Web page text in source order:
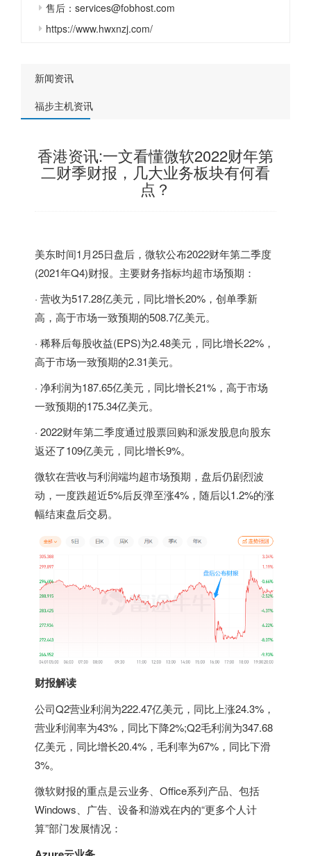
售后：services@fobhost.com
https://www.hwxnzj.com/
新闻资讯
福步主机资讯
香港资讯:一文看懂微软2022财年第
二财季财报，几大业务板块有何看
点？
美东时间1月25日盘后，微软公布2022财年第二季度
(2021年Q4)财报。主要财务指标均超市场预期：
· 营收为517.28亿美元，同比增长20%，创单季新
高，高于市场一致预期的508.7亿美元。
· 稀释后每股收益(EPS)为2.48美元，同比增长22%，
高于市场一致预期的2.31美元。
· 净利润为187.65亿美元，同比增长21%，高于市场
一致预期的175.34亿美元。
· 2022财年第二季度通过股票回购和派发股息向股东
返还了109亿美元，同比增长9%。
微软在营收与利润端均超市场预期，盘后仍剧烈波
动，一度跌超近5%后反弹至涨4%，随后以1.2%的涨
幅结束盘后交易。
财报解读
公司Q2营业利润为222.47亿美元，同比上涨24.3%，
营业利润率为43%，同比下降2%;Q2毛利润为347.68
亿美元，同比增长20.4%，毛利率为67%，同比下滑
3%。
微软财报的重点是云业务、Office系列产品、包括
Windows、广告、设备和游戏在内的“更多个人计
算”部门发展情况：